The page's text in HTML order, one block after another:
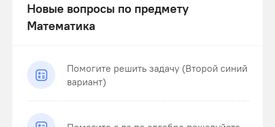
Новые вопросы по предмету
Математика
Помогите решить задачу (Второй синий
вариант)